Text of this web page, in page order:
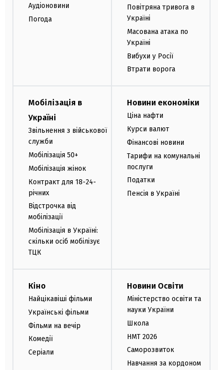
Аудіоновини
Погода
Повітряна тривога в
Україні
Масована атака по
Україні
Вибухи у Росії
Втрати ворога
Мобілізація в
Україні
Звільнення з військової
служби
Мобілізація 50+
Мобілізація жінок
Контракт для 18-24-
річних
Відстрочка від
мобілізації
Мобілізація в Україні:
скільки осіб мобілізує
ТЦК
Новини економіки
Ціна нафти
Курси валют
Фінансові новини
Тарифи на комунальні
послуги
Податки
Пенсія в Україні
Кіно
Найцікавіші фільми
Українські фільми
Фільми на вечір
Комедії
Серіали
Новини Освіти
Міністерство освіти та
науки України
Школа
НМТ 2026
Саморозвиток
Навчання за кордоном